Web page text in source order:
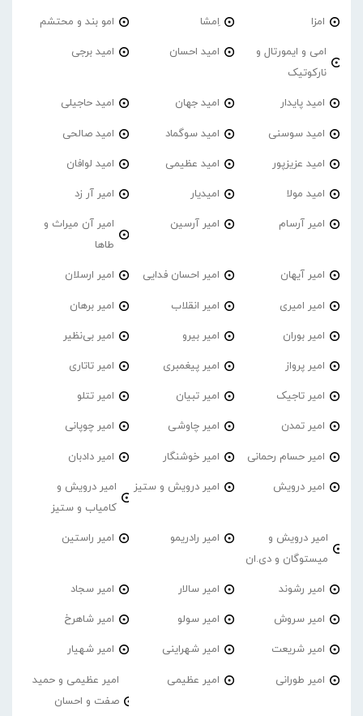
امزا اِمشا امو بند و محتشم
امی و ایمورتال و
نارکوتیک
امید احسان امید برجی
امید پایدار امید جهان امید حاجیلی
امید سوسنی امید سوگماد امید صالحی
امید عزیزپور امید عظیمی امید لوافان
امید مولا امیدیار امیر آر زد
امیر آرسام امیر آرسین
امیر آن میراث و
طاها
امیر آیهان امیر احسان فدایی امیر ارسلان
امیر امیری امیر انقلاب امیر برهان
امیر‌ بوران امیر بیرو امیر بی‌نظیر
امیر پرواز امیر پیغمبری امیر تاتاری
امیر تاجیک امیر تبیان امیر تتلو
امیر تمدن امیر چاوشی امیر چوپانی
امیر حسام رحمانی امیر خوشنگار امیر دادبان
امیر درویش امیر درویش و ستیز
امیر درویش و
کامیاب و ستیز
امیر درویش و
میستوگان و دی.ان
امیر رادریمو امیر راستین
امیر رشوند امیر سالار امیر سجاد
امیر سروش امیر سولو امیر شاهرخ
امیر شریعت امیر شهراینی امیر شهیار
امیر طورانی امیر عظیمی
امیر عظیمی و حمید
صفت و احسان